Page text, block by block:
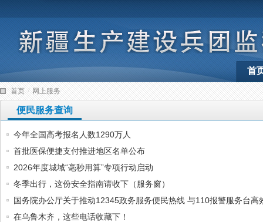
首
首页 / 网上服务
便民服务查询
今年全国高考报名人数1290万人
首批医保便捷支付推进地区名单公布
2026年度城域“毫秒用算”专项行动启动
冬季出行，这份安全指南请收下（服务窗）
国务院办公厅关于推动12345政务服务便民热线 与110报警服务台
在乌鲁木齐，这些电话收藏下！